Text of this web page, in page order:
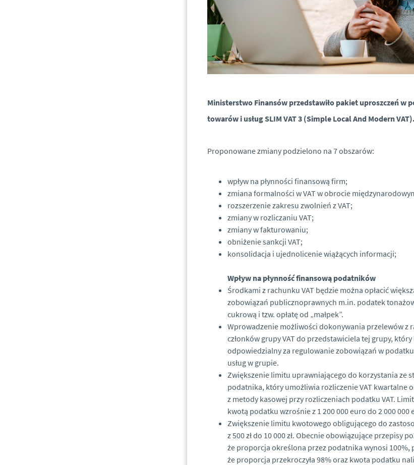
Ministerstwo Finansów przedstawiło pakiet uproszczeń w
towarów i usług SLIM VAT 3 (Simple Local And Modern VAT).
Proponowane zmiany podzielono na 7 obszarów:
wpływ na płynności finansową firm;
zmiana formalności w VAT w obrocie
rozszerzenie zakresu zwolnień z VAT;
zmiany w rozliczaniu VAT;
zmiany w fakturowaniu;
obniżenie sankcji VAT;
konsolidacja i ujednolicenie wiążących informacji;
Wpływ na płynność finansową podatników
Środkami z rachunku VAT będzie można opłacić
zobowiązań publicznoprawnych m.in. podatek
cukrową i tzw. opłatę od „małpek”.
Wprowadzenie możliwości dokonywania przelewów z
członków grupy VAT do przedstawiciela tej grupy,
odpowiedzialny za regulowanie zobowiązań w
usług w grupie.
Zwiększenie limitu uprawniającego do korzystania ze
podatnika, który umożliwia rozliczenie VAT kwartalne
z metody kasowej przy rozliczeniach podatku VAT.
kwotą podatku wzrośnie z 1 200 000 euro do 2 000 000
Zwiększenie limitu kwotowego obligującego do
z 500 zł do 10 000 zł. Obecnie obowiązujące przepisy
że proporcja określona przez podatnika wynosi 100%,
że proporcja przekroczyła 98% oraz kwota podatku